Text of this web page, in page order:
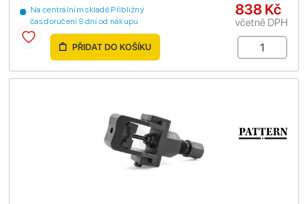
Na centrálním skladě Přibližný
čas doručení 9 dní od nákupu
838 Kč
včetně DPH
PŘIDAT DO KOŠÍKU